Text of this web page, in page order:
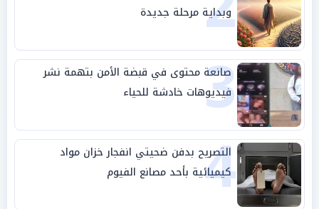
وبداية مرحلة جديدة
3
صانعة محتوى في قبضة الأمن بتهمة نشر
فيديوهات خادشة للحياء
4
التصريح بدفن ضحيتي انفجار خزان مواد
كيميائية بأحد مصانع الفيوم